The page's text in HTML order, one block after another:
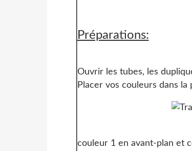
Préparations:
Ouvrir les tubes, les
Placer vos couleurs dans
couleur 1 en avant-plan et